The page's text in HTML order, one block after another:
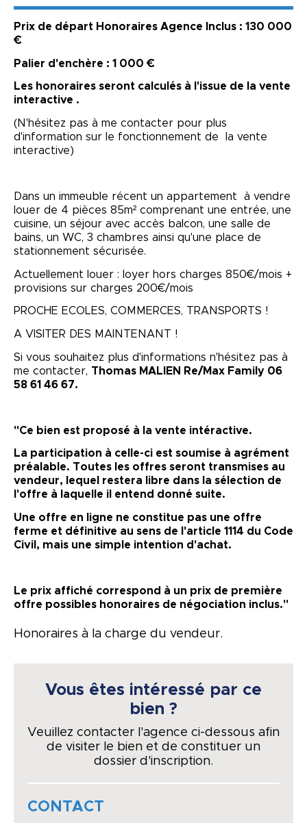
Prix de départ Honoraires Agence Inclus : 130 000
€
Palier d'enchère : 1 000 €
Les honoraires seront calculés à l'issue de la vente
interactive .
(N'hésitez pas à me contacter pour plus
d'information sur le fonctionnement de la vente
interactive)
Dans un immeuble récent un appartement à vendre
louer de 4 pièces 85m² comprenant une entrée, une
cuisine, un séjour avec accès balcon, une salle de
bains, un WC, 3 chambres ainsi qu'une place de
stationnement sécurisée.
Actuellement louer : loyer hors charges 850€/mois +
provisions sur charges 200€/mois
PROCHE ECOLES, COMMERCES, TRANSPORTS !
A VISITER DES MAINTENANT !
Si vous souhaitez plus d'informations n'hésitez pas à
me contacter, Thomas MALIEN Re/Max Family 06
58 61 46 67.
"Ce bien est proposé à la vente intéractive.
La participation à celle-ci est soumise à agrément
préalable. Toutes les offres seront transmises au
vendeur, lequel restera libre dans la sélection de
l'offre à laquelle il entend donné suite.
Une offre en ligne ne constitue pas une offre
ferme et définitive au sens de l'article 1114 du Code
Civil, mais une simple intention d'achat.
Le prix affiché correspond à un prix de première
offre possibles honoraires de négociation inclus."
Honoraires à la charge du vendeur.
Vous êtes intéressé par ce
bien ?
Veuillez contacter l'agence ci-dessous afin
de visiter le bien et de constituer un
dossier d'inscription.
CONTACT